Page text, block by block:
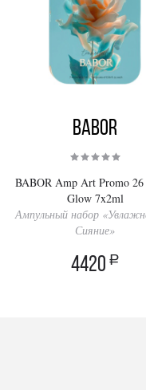
BABOR
BABOR Amp Art Promo
Glow 7x2ml
Ампульный набор
Сияние»
4420 a